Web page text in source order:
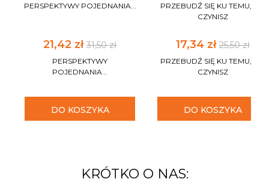
PERSPEKTYWY POJEDNANIA...
21,42 zł 31,50 zł
PERSPEKTYWY
POJEDNANIA...
DO KOSZYKA
PRZEBUDŹ SIĘ KU TEMU, CO
CZYNISZ
17,34 zł25,50 zł
PRZEBUDŹ SIĘ KU TEMU, CO
CZYNISZ
DO KOSZYKA
KRÓTKO O NAS: